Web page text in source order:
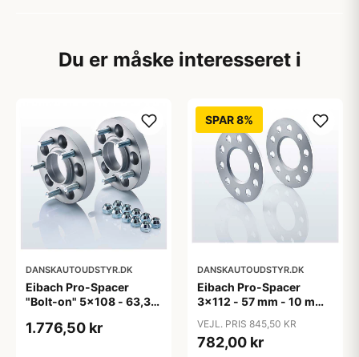
Du er måske interesseret i
DANSKAUTOUDSTYR.DK
Eibach Pro-Spacer
"Bolt-on" 5x108 - 63,3
1.776,50 kr
SPAR 8%
DANSKAUTOUDSTYR.DK
Eibach Pro-Spacer
3x112 - 57 mm - 10 mm
VEJL. PRIS 845,50 KR
782,00 kr